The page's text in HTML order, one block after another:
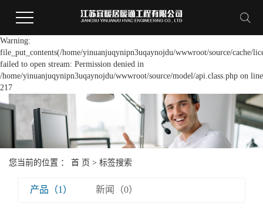
Warning:
file_put_contents(/home/yinuanjuqynipn3uqaynojdu/wwwroot/source/cache/
failed to open stream: Permission denied in
/home/yinuanjuqynipn3uqaynojdu/wwwroot/source/model/api.class.php on line
217
您当前的位置 ： 首 页 > 标签搜索
产品（1） 新闻（0）